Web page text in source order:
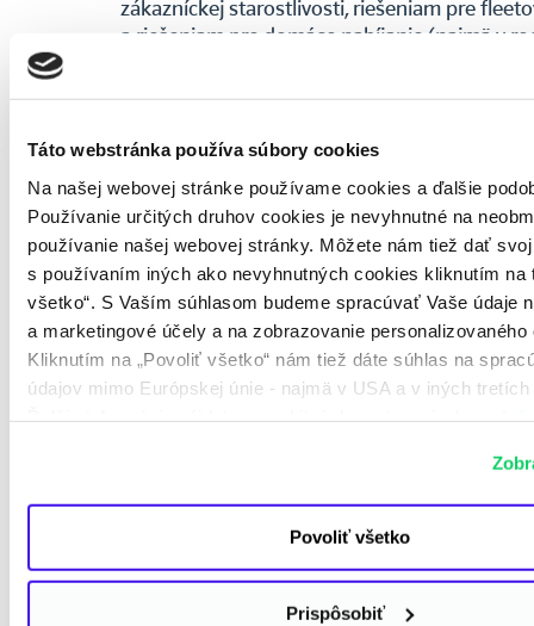
Táto webstránka používa súbory cookies
Na našej webovej stránke používame cookies a ďalšie
Používanie určitých druhov cookies je nevyhnutné na
používanie našej webovej stránky. Môžete nám tiež dať
s používaním iných ako nevyhnutných cookies kliknutím na
všetko“. S Vaším súhlasom budeme spracúvať Vaše údaje
a marketingové účely a na zobrazovanie personalizovaného
Kliknutím na „Povoliť všetko“ nám tiež dáte súhlas na
údajov mimo Európskej únie - najmä v USA a v iných
Povoliť všetko
Prispôsobiť
zákazníckej starostlivosti, riešeniam pre
a riešeniam pre domáce nabíjanie (najmä v
Ďalšie články autora:
ELEKTROMOBILITA
Prvý diaľničný nabíjací hub ZSE Drive
otvorený. Čo prináša vodičom?
energetickú sieť? V ZSE už túto